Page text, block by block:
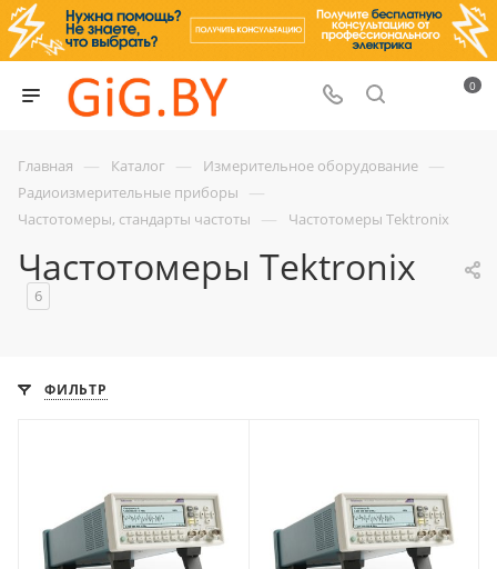
0
Главная — Каталог — Измерительное оборудование —
Радиоизмерительные приборы —
Частотомеры, стандарты частоты — Частотомеры Tektronix
Частотомеры Tektronix
6
ФИЛЬТР